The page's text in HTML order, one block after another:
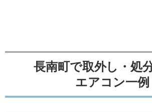
長南町で取外し・処
エアコン一例